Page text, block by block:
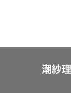
潮紗